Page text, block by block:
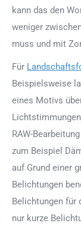
kann das den
weniger
muss und mit
Für
Beispielsweise
eines Motivs
RAW-
zum Beispiel
auf Grund einer
Belichtungen
Belichtungen
nur kurze